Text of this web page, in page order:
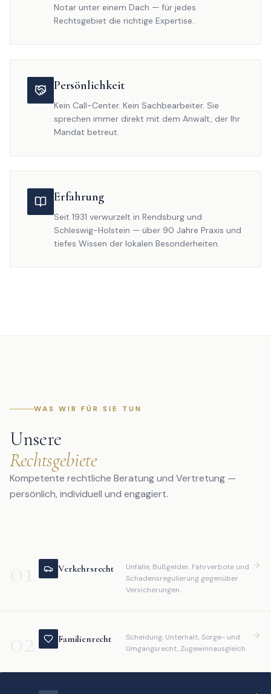
Notar unter einem Dach — für jedes
Rechtsgebiet die richtige Expertise.
Persönlichkeit
Kein Call-Center. Kein Sachbearbeiter. Sie
sprechen immer direkt mit dem Anwalt, der Ihr
Mandat betreut.
Erfahrung
Seit 1931 verwurzelt in Rendsburg und
Schleswig-Holstein — über 90 Jahre Praxis und
tiefes Wissen der lokalen Besonderheiten.
WAS WIR FÜR SIE TUN
Unsere
Rechtsgebiete
Kompetente rechtliche Beratung und Vertretung —
persönlich, individuell und engagiert.
Verkehrsrecht
Unfälle, Bußgelder, Fahrverbote und
Schadensregulierung gegenüber
Versicherungen.
Familienrecht
Scheidung, Unterhalt, Sorge- und
Umgangsrecht, Zugewinnausgleich.